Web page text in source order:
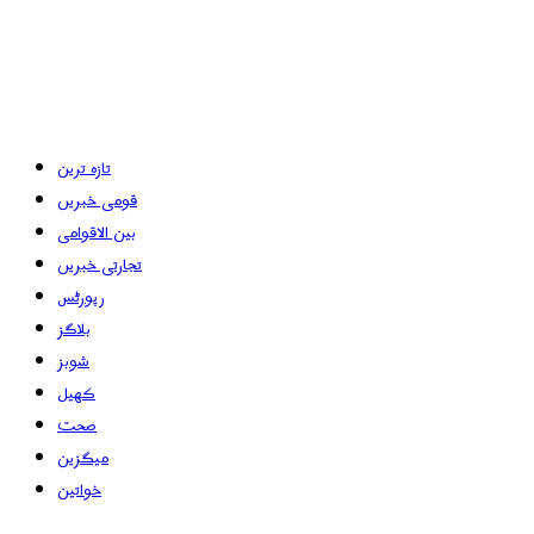
تازہ ترین
قومی خبریں
بین الاقوامی
تجارتی خبریں
رپورٹس
بلاگز
شوبز
کھیل
صحت
میگزین
خواتین